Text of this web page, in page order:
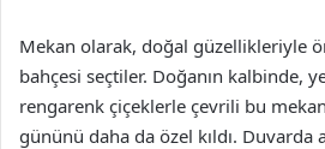
Mekan olarak, doğal güzellikleriyle
bahçesi seçtiler. Doğanın kalbinde,
rengarenk çiçeklerle çevrili bu
gününü daha da özel kıldı. Duvarda